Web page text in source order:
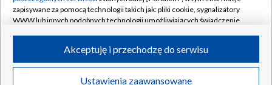
System NOS
Informacje o nadawcy
Program dla prasy
Kanały
©2026 Telewizja Polska S.A. w likwidacji
zapisywane za pomocą technologii takich jak: pliki cookie, sygnalizatory
WWW lub innych podobnych technologii umożliwiających świadczenie
ruchu w Internecie.
Twoje dane osobowe zbierane podczas odwiedzania przez Ciebie
Ustawienia zaawansowane
Akceptuję i przechodzę do serwisu